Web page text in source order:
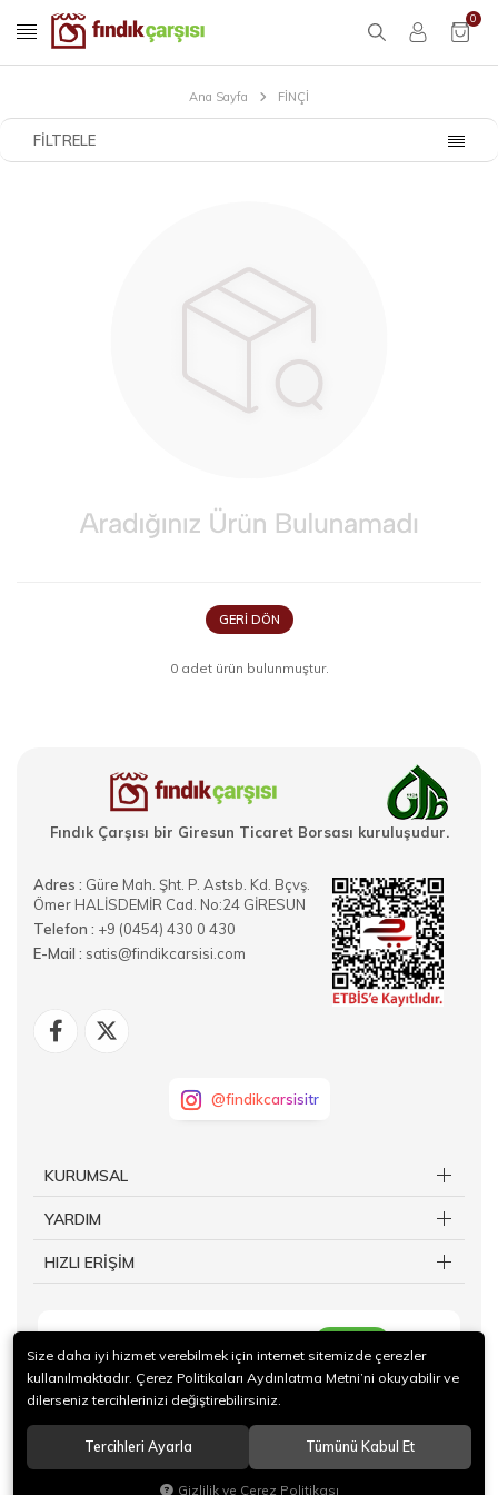
0
Ana Sayfa FİNÇİ
FILTRELE
GERI DÖN
0 adet ürün bulunmuştur.
Fındık Çarşısı bir Giresun Ticaret Borsası kuruluşudur.
Adres : Güre Mah. Şht. P. Astsb. Kd. Bçvş.
Ömer HALİSDEMİR Cad. No:24 GİRESUN
Telefon : +9 (0454) 430 0 430
E-Mail : satis@findikcarsisi.com
@findikcarsisitr
KURUMSAL
YARDIM
HIZLI ERİŞİM
© 2024 Giresun Ticaret Borsası İktisadi İşletmesi Tüm hakları saklıdır.
Size daha iyi hizmet verebilmek için internet sitemizde çerezler
kullanılmaktadır. Çerez Politikaları Aydınlatma Metni’ni okuyabilir ve
dilerseniz tercihlerinizi değiştirebilirsiniz.
Tercihleri Ayarla Tümünü Kabul Et
Gizlilik ve Çerez Politikası